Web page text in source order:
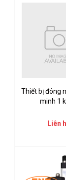
Thiết bị đóng
minh 1
Liên